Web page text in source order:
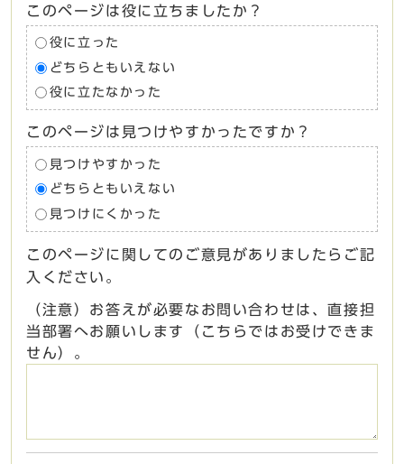
このページは役に立ちましたか？
役に立った
どちらともいえない
役に立たなかった
このページは見つけやすかったですか？
見つけやすかった
どちらともいえない
見つけにくかった
このページに関してのご意見がありましたらご記
入ください。
（注意）お答えが必要なお問い合わせは、直接担
当部署へお願いします（こちらではお受けできま
せん）。